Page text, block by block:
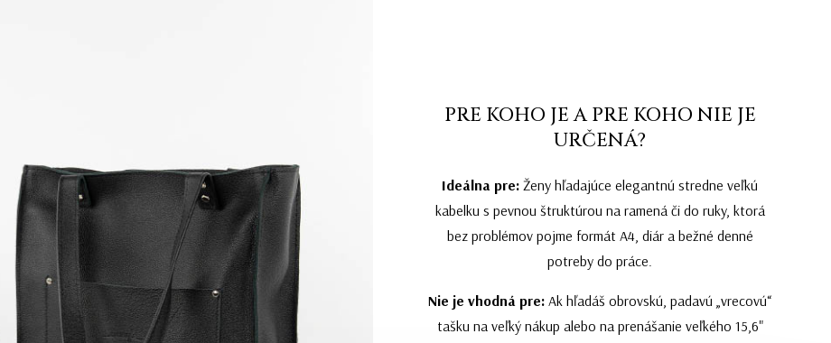
PRE KOHO JE A PRE KOHO NIE JE
URČENÁ?
Ideálna pre: Ženy hľadajúce elegantnú stredne veľkú
kabelku s pevnou štruktúrou na ramená či do ruky, ktorá
bez problémov pojme formát A4, diár a bežné denné
potreby do práce.
Nie je vhodná pre: Ak hľadáš obrovskú, padavú „vrecovú“
tašku na veľký nákup alebo na prenášanie veľkého 15,6"